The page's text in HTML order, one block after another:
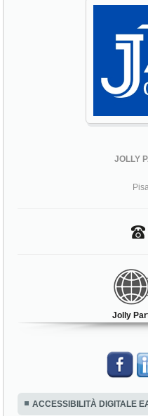
JOLLY
Jolly
ACCESSIBILITÀ DIGITALE